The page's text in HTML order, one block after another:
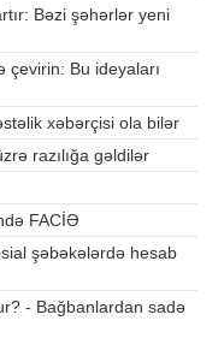
Bəzi şəhərlər yeni
çevirin: Bu ideyaları
xəbərçisi ola bilər
razılığa gəldilər
FACİƏ
şəbəkələrdə hesab
- Bağbanlardan sadə